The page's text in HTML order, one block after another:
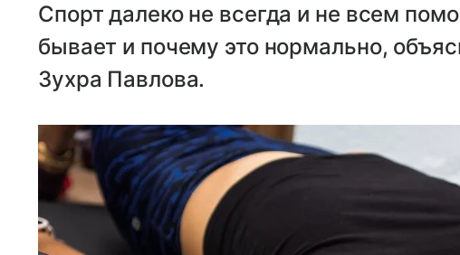
Спорт далеко не всегда и не всем
бывает и почему это нормально,
Зухра Павлова.